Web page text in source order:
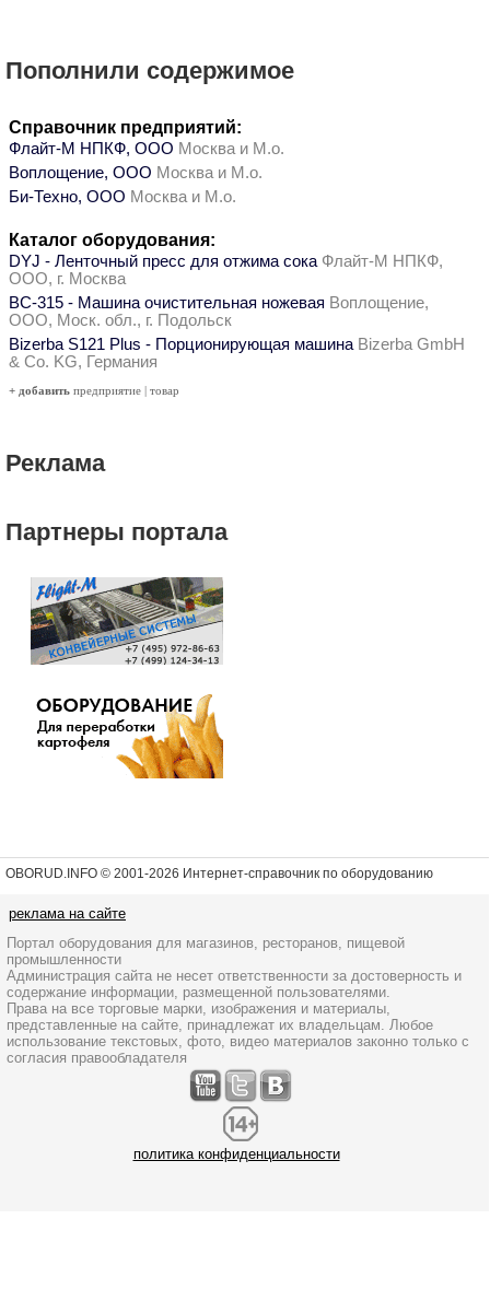
Пополнили содержимое
Справочник предприятий:
Флайт-М НПКФ, ООО Москва и М.о.
Воплощение, ООО Москва и М.о.
Би-Техно, ООО Москва и М.о.
Каталог оборудования:
DYJ - Ленточный пресс для отжима сока Флайт-М НПКФ,
ООО, г. Москва
ВС-315 - Машина очистительная ножевая Воплощение,
ООО, Моск. обл., г. Подольск
Bizerba S121 Plus - Порционирующая машина Bizerba GmbH
& Co. KG, Германия
+ добавить предприятие | товар
Реклама
Партнеры портала
OBORUD.INFO © 2001-2026 Интернет-справочник по оборудованию
реклама на сайте
Портал оборудования для магазинов, ресторанов, пищевой
промышленности
Администрация сайта не несет ответственности за достоверность и
содержание информации, размещенной пользователями.
Права на все торговые марки, изображения и материалы,
представленные на сайте, принадлежат их владельцам. Любое
использование текстовых, фото, видео материалов законно только с
согласия правообладателя
политика конфиденциальности